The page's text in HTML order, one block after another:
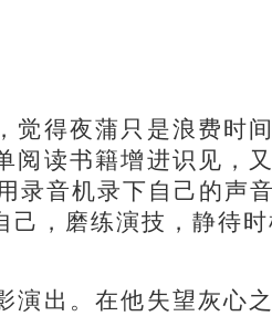
得夜蒲只是浪费时
阅读书籍增进识见，
录音机录下自己的声
，磨练演技，静待时
出。在他失望灰心